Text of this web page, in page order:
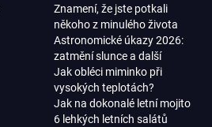
Znamení, že jste potkali
někoho z minulého života
Astronomické úkazy 2026:
zatmění slunce a další
Jak obléci miminko při
vysokých teplotách?
Jak na dokonalé letní mojito
6 lehkých letních salátů